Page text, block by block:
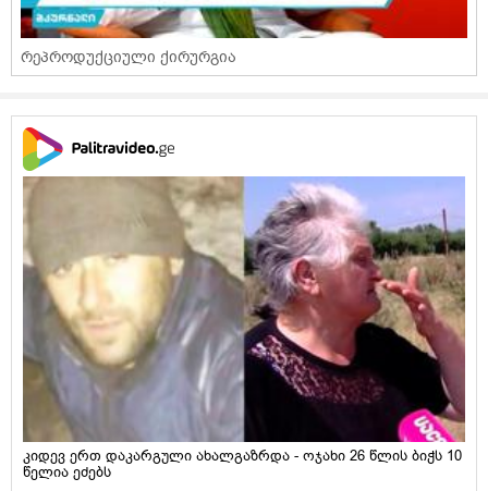
რეპროდუქციული ქირურგია
კიდევ ერთ დაკარგული ახალგაზრდა - ოჯახი 26 წლის ბიჭს 10
წელია ეძებს